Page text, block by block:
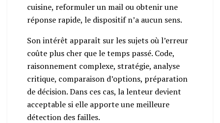
cuisine, reformuler un mail ou obtenir une
réponse rapide, le dispositif n’a aucun sens.
Son intérêt apparaît sur les sujets où l’erreur
coûte plus cher que le temps passé. Code,
raisonnement complexe, stratégie, analyse
critique, comparaison d’options, préparation
de décision. Dans ces cas, la lenteur devient
acceptable si elle apporte une meilleure
détection des failles.